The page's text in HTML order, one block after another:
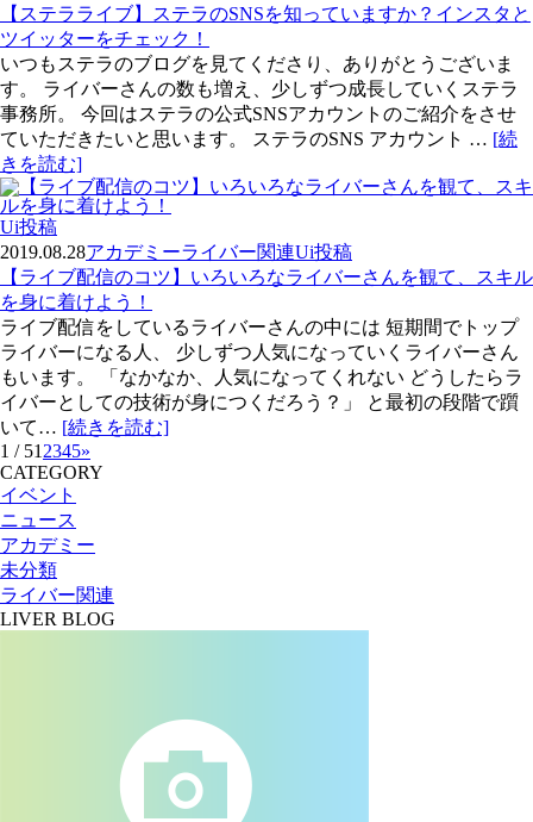
【ステラライブ】ステラのSNSを知っていますか？インスタと
ツイッターをチェック！
いつもステラのブログを見てくださり、ありがとうございま
す。 ライバーさんの数も増え、少しずつ成長していくステラ
事務所。 今回はステラの公式SNSアカウントのご紹介をさせ
ていただきたいと思います。 ステラのSNS アカウント … [続
きを読む]
Ui投稿
2019.08.28アカデミーライバー関連Ui投稿
【ライブ配信のコツ】いろいろなライバーさんを観て、スキル
を身に着けよう！
ライブ配信をしているライバーさんの中には 短期間でトップ
ライバーになる人、 少しずつ人気になっていくライバーさん
もいます。 「なかなか、人気になってくれない どうしたらラ
イバーとしての技術が身につくだろう？」 と最初の段階で躓
いて… [続きを読む]
1 / 51 2345»
CATEGORY
イベント
ニュース
アカデミー
未分類
ライバー関連
LIVER BLOG